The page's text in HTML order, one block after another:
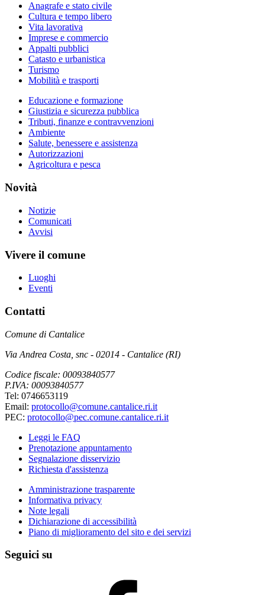
Anagrafe e stato civile
Cultura e tempo libero
Vita lavorativa
Imprese e commercio
Appalti pubblici
Catasto e urbanistica
Turismo
Mobilità e trasporti
Educazione e formazione
Giustizia e sicurezza pubblica
Tributi, finanze e contravvenzioni
Ambiente
Salute, benessere e assistenza
Autorizzazioni
Agricoltura e pesca
Novità
Notizie
Comunicati
Avvisi
Vivere il comune
Luoghi
Eventi
Contatti
Comune di Cantalice
Via Andrea Costa, snc - 02014 - Cantalice (RI)
Codice fiscale: 00093840577
P.IVA: 00093840577
Tel: 0746653119
Email: protocollo@comune.cantalice.ri.it
PEC: protocollo@pec.comune.cantalice.ri.it
Leggi le FAQ
Prenotazione appuntamento
Segnalazione disservizio
Richiesta d'assistenza
Amministrazione trasparente
Informativa privacy
Note legali
Dichiarazione di accessibilità
Piano di miglioramento del sito e dei servizi
Seguici su